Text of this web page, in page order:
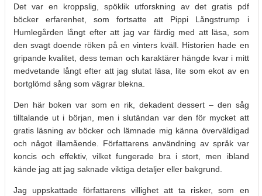
Det var en kroppslig, spöklik utforskning av det gratis pdf
böcker erfarenhet, som fortsatte att Pippi Långstrump i
Humlegården långt efter att jag var färdig med att läsa, som
den svagt doende röken på en vinters kväll. Historien hade en
gripande kvalitet, dess teman och karaktärer hängde kvar i mitt
medvetande långt efter att jag slutat läsa, lite som ekot av en
bortglömd sång som vägrar blekna.
Den här boken var som en rik, dekadent dessert – den såg
tilltalande ut i början, men i slutändan var den för mycket att
gratis läsning av böcker och lämnade mig känna överväldigad
och något illamående. Författarens användning av språk var
koncis och effektiv, vilket fungerade bra i stort, men ibland
kände jag att jag saknade viktiga detaljer eller bakgrund.
Jag uppskattade författarens villighet att ta risker, som en